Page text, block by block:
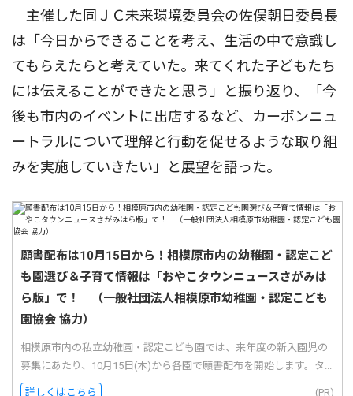
主催した同ＪＣ未来環境委員会の佐俣朝日委員長
は「今日からできることを考え、生活の中で意識し
てもらえたらと考えていた。来てくれた子どもたち
には伝えることができたと思う」と振り返り、「今
後も市内のイベントに出店するなど、カーボンニュ
ートラルについて理解と行動を促せるような取り組
みを実施していきたい」と展望を語った。
願書配布は10月15日から！相模原市内の幼稚園・認定こど
も園選び＆子育て情報は「おやこタウンニュースさがみは
ら版」で！ （一般社団法人相模原市幼稚園・認定こども
園協会 協力）
相模原市内の私立幼稚園・認定こども園では、来年度の新入園児の
募集にあたり、10月15日(木)から各園で願書配布を開始します。タ...
詳しくはこちら (PR)